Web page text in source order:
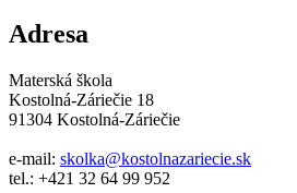
Adresa
Materská škola
Kostolná-Záriečie 18
91304 Kostolná-Záriečie
e-mail: skolka@kostolnazariecie.sk
tel.: +421 32 64 99 952